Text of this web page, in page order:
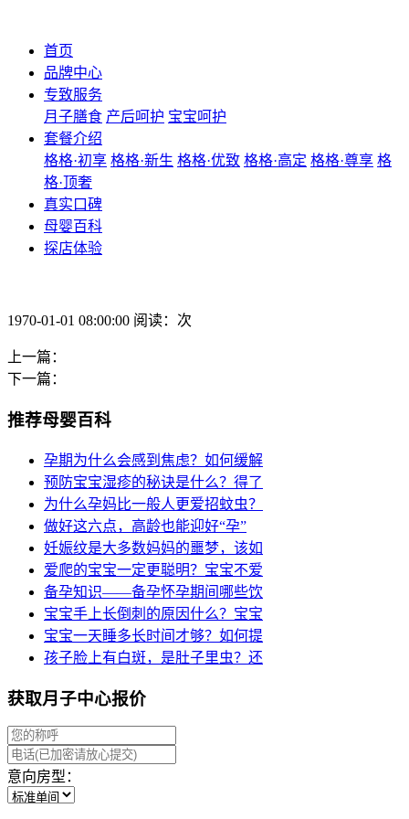
首页
品牌中心
专致服务
月子膳食 产后呵护 宝宝呵护
套餐介绍
格格·初享 格格·新生 格格·优致 格格·高定 格格·尊享 格
格·顶奢
真实口碑
母婴百科
探店体验
1970-01-01 08:00:00 阅读：次
上一篇：
下一篇：
推荐母婴百科
孕期为什么会感到焦虑？如何缓解
预防宝宝湿疹的秘诀是什么？得了
为什么孕妈比一般人更爱招蚊虫？
做好这六点，高龄也能迎好“孕”
妊娠纹是大多数妈妈的噩梦，该如
爱爬的宝宝一定更聪明？宝宝不爱
备孕知识——备孕怀孕期间哪些饮
宝宝手上长倒刺的原因什么？宝宝
宝宝一天睡多长时间才够？如何提
孩子脸上有白斑，是肚子里虫？还
获取月子中心报价
意向房型：